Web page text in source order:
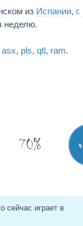
из Испании,
неделю.
asx, pls, qtl, ram.
70%
сейчас играет в